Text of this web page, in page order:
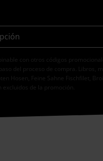
con otros códigos
del proceso de compra. Libros,
Hosen, Feine Sahne Fischfilet,
de la promoción.